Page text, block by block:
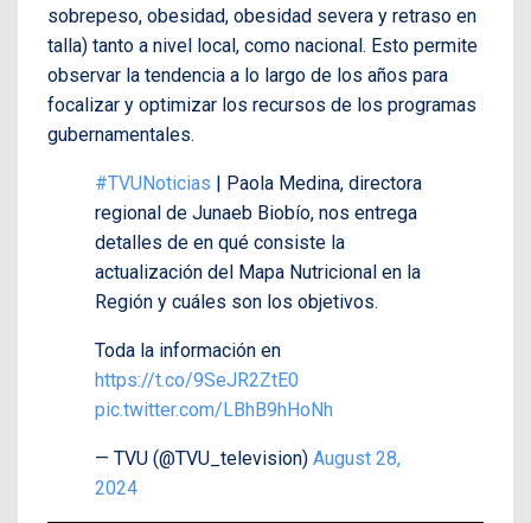
sobrepeso, obesidad, obesidad severa y retraso en
talla) tanto a nivel local, como nacional. Esto permite
observar la tendencia a lo largo de los años para
focalizar y optimizar los recursos de los programas
gubernamentales.
#TVUNoticias | Paola Medina, directora
regional de Junaeb Biobío, nos entrega
detalles de en qué consiste la
actualización del Mapa Nutricional en la
Región y cuáles son los objetivos.
Toda la información en
https://t.co/9SeJR2ZtE0
pic.twitter.com/LBhB9hHoNh
— TVU (@TVU_television) August 28,
2024